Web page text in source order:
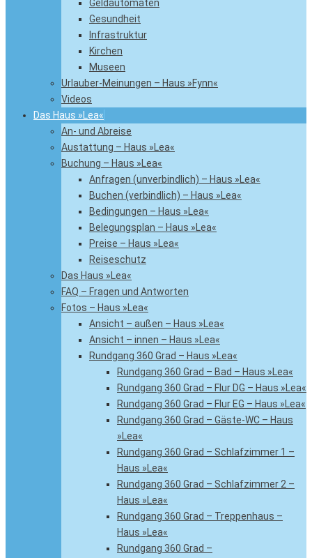
Geldautomaten
Gesundheit
Infrastruktur
Kirchen
Museen
Urlauber-Meinungen – Haus »Fynn«
Videos
Das Haus »Lea«
An- und Abreise
Austattung – Haus »Lea«
Buchung – Haus »Lea«
Anfragen (unverbindlich) – Haus »Lea«
Buchen (verbindlich) – Haus »Lea«
Bedingungen – Haus »Lea«
Belegungsplan – Haus »Lea«
Preise – Haus »Lea«
Reiseschutz
Das Haus »Lea«
FAQ – Fragen und Antworten
Fotos – Haus »Lea«
Ansicht – außen – Haus »Lea«
Ansicht – innen – Haus »Lea«
Rundgang 360 Grad – Haus »Lea«
Rundgang 360 Grad – Bad – Haus »Lea«
Rundgang 360 Grad – Flur DG – Haus »Lea«
Rundgang 360 Grad – Flur EG – Haus »Lea«
Rundgang 360 Grad – Gäste-WC – Haus
»Lea«
Rundgang 360 Grad – Schlafzimmer 1 –
Haus »Lea«
Rundgang 360 Grad – Schlafzimmer 2 –
Haus »Lea«
Rundgang 360 Grad – Treppenhaus –
Haus »Lea«
Rundgang 360 Grad –